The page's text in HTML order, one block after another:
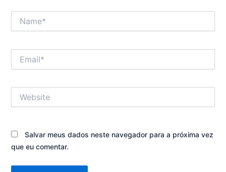
Salvar meus dados neste navegador para a próxima vez
que eu comentar.